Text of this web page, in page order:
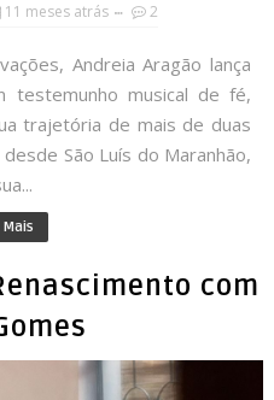
11 meses atrás 2
Andreia Aragão lança
testemunho musical de fé,
trajetória de mais de duas
São Luís do Maranhão,
com